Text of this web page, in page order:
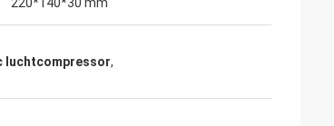
luchtcompressor,